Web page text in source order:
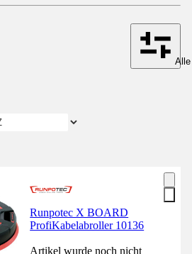
Runpotec X BOARD
ProfiKabelabroller 10136
Artikel wurde noch nicht